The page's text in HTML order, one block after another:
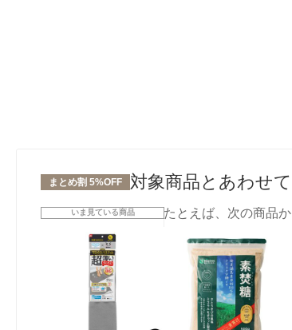
まとめ割 5%OFF 対象商品とあわせ
いま見ている商品 たとえば、次の商品